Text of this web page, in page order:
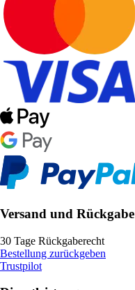
Versand und Rückgabe
30 Tage Rückgaberecht
Bestellung zurückgeben
Trustpilot